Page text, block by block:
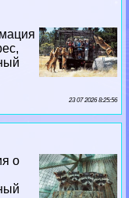
23 07 2026 8:25:56
о